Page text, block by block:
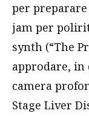
per
jam per
synth (“The
approdare, in
camera
Stage Liver